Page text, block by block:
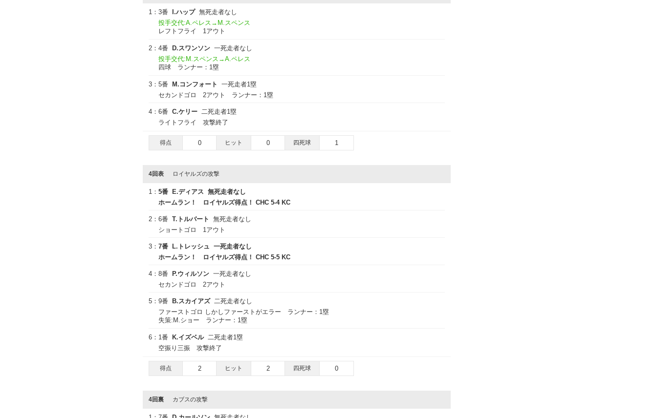
1： 3番 I.ハップ 無死走者なし
投手交代:A.ペレス→M.スペンス
レフトフライ 1アウト
2： 4番 D.スワンソン 一死走者なし
投手交代:M.スペンス→A.ペレス
四球 ランナー：1塁
3： 5番 M.コンフォート
一死走者1塁
セカンドゴロ 2アウト ランナー：1塁
4： 6番 C.ケリー 二死走者1塁
ライトフライ 攻撃終了
得点 0 ヒット 0 四死球 1
4回表 ロイヤルズの攻撃
1： 5番 E.ディアス 無死走者なし
ホームラン！ ロイヤルズ得点！ CHC 5-4 KC
2： 6番 T.トルバート
無死走者なし
ショートゴロ 1アウト
3： 7番 L.トレッシュ 一死走者なし
ホームラン！ ロイヤルズ得点！ CHC 5-5 KC
4： 8番 P.ウィルソン 一死走者なし
セカンドゴロ 2アウト
5： 9番 B.スカイアズ 二死走者なし
ファーストゴロ しかしファーストがエラー ランナー：1塁
失策:M.ショー ランナー：1塁
6： 1番 K.イズベル 二死走者1塁
空振り三振 攻撃終了
得点 2 ヒット 2 四死球 0
4回裏 カブスの攻撃